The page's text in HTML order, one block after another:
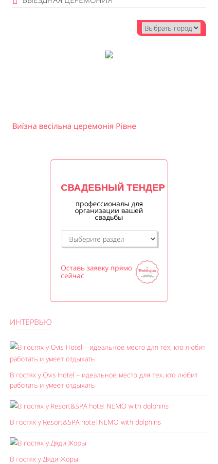
Виїзна весільна церемонія Рівне
СВАДЕБНЫЙ ТЕНДЕР
профессионалы для
организации вашей
свадьбы
Оставь заявку прямо
сейчас
ИНТЕРВЬЮ
В гостях у Ovis Hotel – идеальное место для тех, кто любит
работать и умеет отдыхать
В гостях у Resort&SPA hotel NEMO with dolphins
В гостях у Дяди Жоры